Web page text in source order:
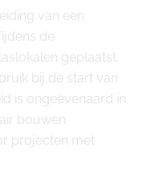
van een
de
geplaatst,
bij de start van
is ongeëvenaard in
bouwen
projecten met